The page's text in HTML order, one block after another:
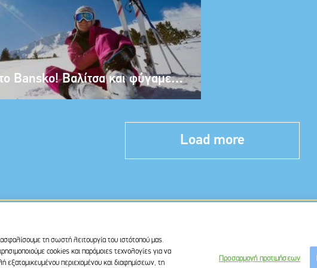
Bansko! Βαλίτσα και φύγαμε…
Load more
ΠΡΟΣΩΠΙΚΩΝ ΔΕΔΟΜΕΝΩΝ ΟΡΟΙ ΧΡΗΣΗΣ
τη σωστή λειτουργία του ιστότοπού μας.
cookies και παρόμοιες τεχνολογίες για να
εξατομικευμένου περιεχομένου και διαφημίσεων, τη
Προσαρμογή προτιμήσεων